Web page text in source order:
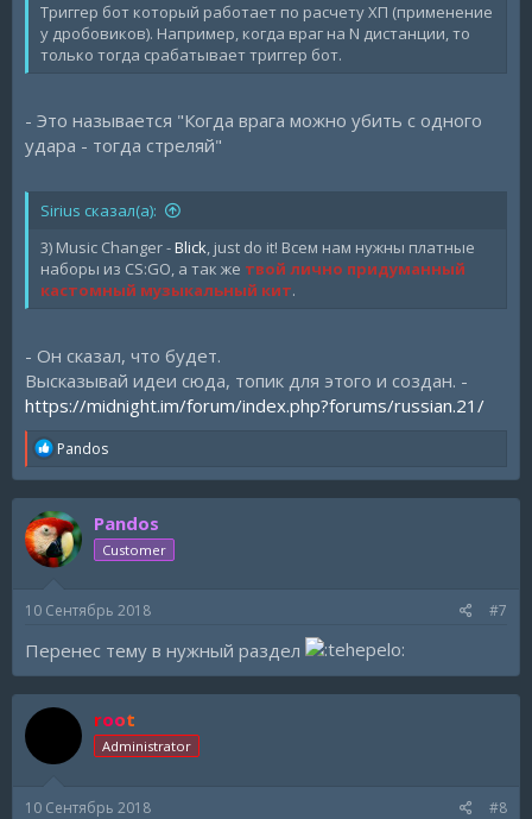
Триггер бот который работает по расчету ХП (применение
у дробовиков). Например, когда враг на N дистанции, то
только тогда срабатывает триггер бот.
- Это называется "Когда врага можно убить с одного
удара - тогда стреляй"
Sirius сказал(а):
3) Music Changer -Blick, just do it! Всем нам нужны платные
наборы из CS:GO, а так же твой лично придуманный
кастомный музыкальный кит.
- Он сказал, что будет.
Высказывай идеи сюда, топик для этого и создан. -
https://midnight.im/forum/index.php?forums/russian.21/
R
a
c
t
i
o
:
Pandos
Pandos
Customer
10 Сентябрь 2018 #7
Перенес тему в нужный раздел
root
Administrator
10 Сентябрь 2018 #8